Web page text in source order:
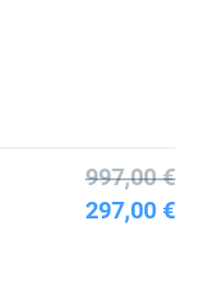
997,00 €
297,00 €